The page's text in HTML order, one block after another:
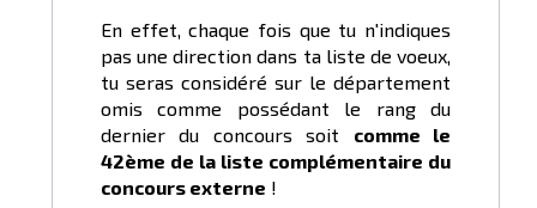
En effet, chaque fois que tu n'indiques
pas une direction dans ta liste de voeux,
tu seras considéré sur le département
omis comme possédant le rang du
dernier du concours soit comme le
42ème de la liste complémentaire du
concours externe !